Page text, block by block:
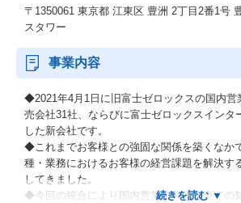
〒1350061 東京都 江東区 豊洲 2丁目2番1号
スタワー
事業内容
◆2021年4月1日に旧富士ゼロックスの国内営
売会社31社、ならびに富士ゼロックスインタ
した新会社です。
◆これまでお客様との強固な関係を築くなか
種・業務におけるお客様の経営課題を解決す
してきました。
◆今回の統合により国内営業に関わる全ての